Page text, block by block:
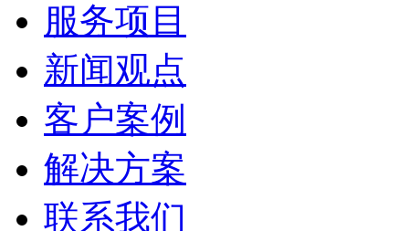
服务项目
新闻观点
客户案例
解决方案
联系我们